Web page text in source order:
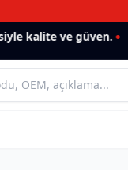
kalite ve güven.